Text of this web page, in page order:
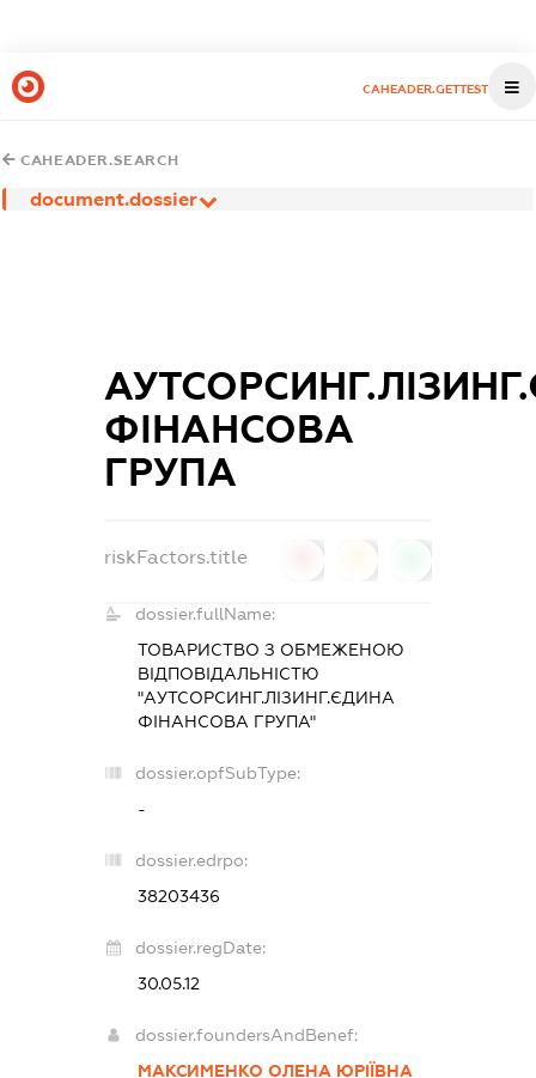
CAHEADER.GETTEST
CAHEADER.SEARCH
document.dossier
ФІНАНСОВА
ГРУПА
riskFactors.title
dossier.fullName:
ТОВАРИСТВО З ОБМЕЖЕНОЮ
ВІДПОВІДАЛЬНІСТЮ
"АУТСОРСИНГ.ЛІЗИНГ.ЄДИНА
ФІНАНСОВА ГРУПА"
dossier.opfSubType:
-
dossier.edrpo:
38203436
dossier.regDate:
30.05.12
dossier.foundersAndBenef:
МАКСИМЕНКО ОЛЕНА ЮРІЇВНА